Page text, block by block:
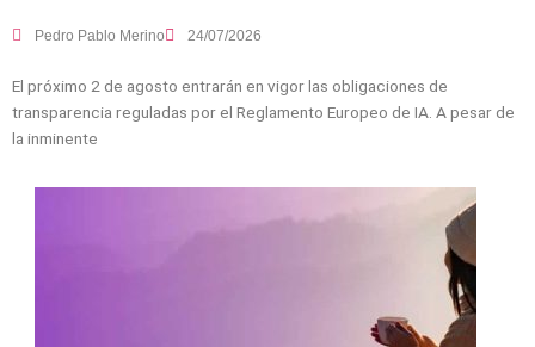
Pedro Pablo Merino 24/07/2026
El próximo 2 de agosto entrarán en vigor las obligaciones de
transparencia reguladas por el Reglamento Europeo de IA. A pesar de
la inminente